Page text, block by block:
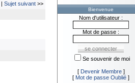
| Sujet suivant >>
Bienvenue
Nom d'utilisateur :
Mot de passe :
Se souvenir de moi
[ Devenir Membre]
[ Mot de passe Oublié ]